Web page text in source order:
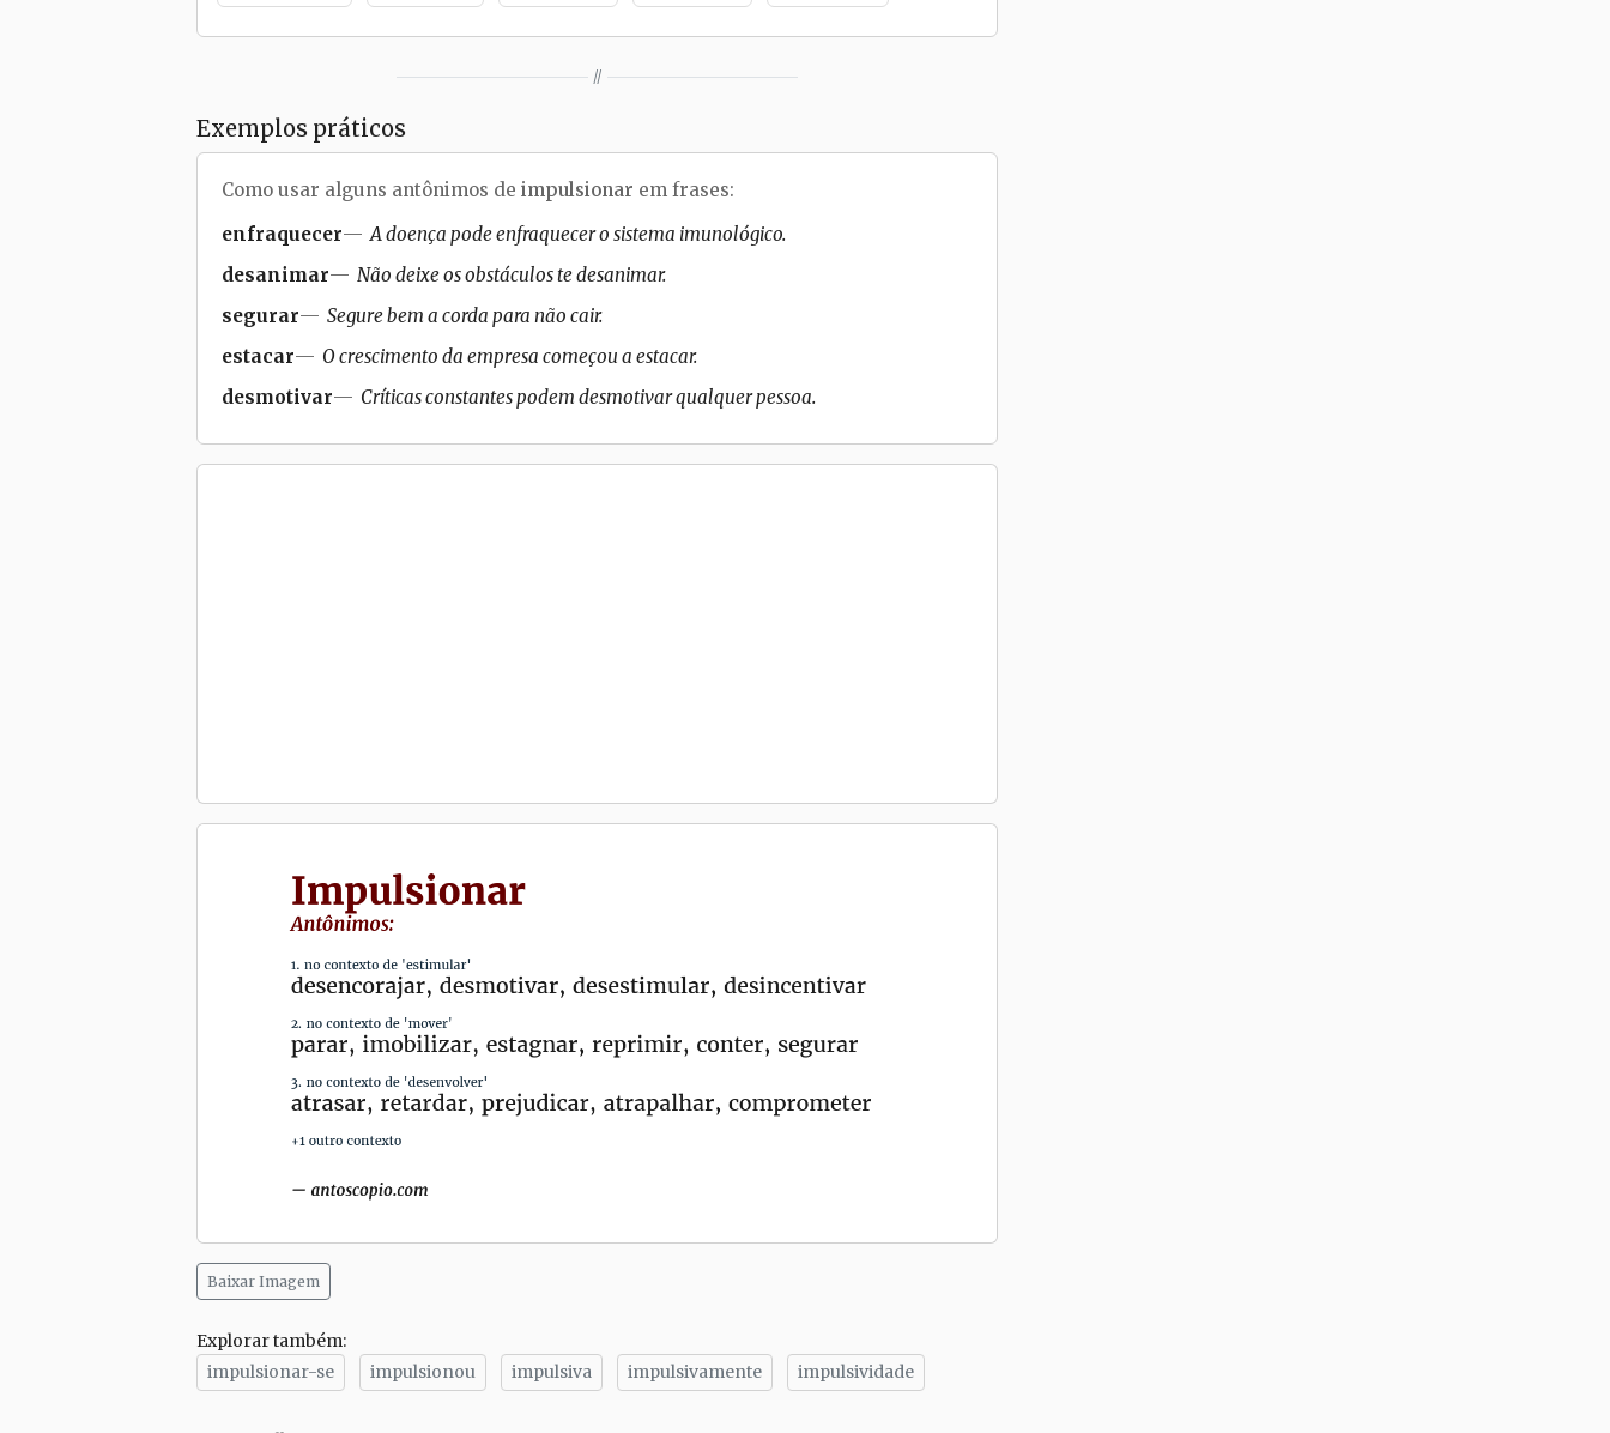
//
Exemplos práticos
Como usar alguns antônimos de impulsionar em frases:
enfraquecer
A doença pode enfraquecer o sistema imunológico.
desanimar
Não deixe os obstáculos te desanimar.
segurar
Segure bem a corda para não cair.
estacar
O crescimento da empresa começou a estacar.
desmotivar
Críticas constantes podem desmotivar qualquer pessoa.
Baixar Imagem
Explorar também:
impulsionar-se
impulsionou impulsiva impulsivamente impulsividade